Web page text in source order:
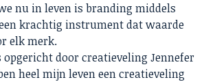
nu in leven is branding middels
krachtig instrument dat waarde
elk merk.
opgericht door creatieveling Jennefer
heel mijn leven een creatieveling